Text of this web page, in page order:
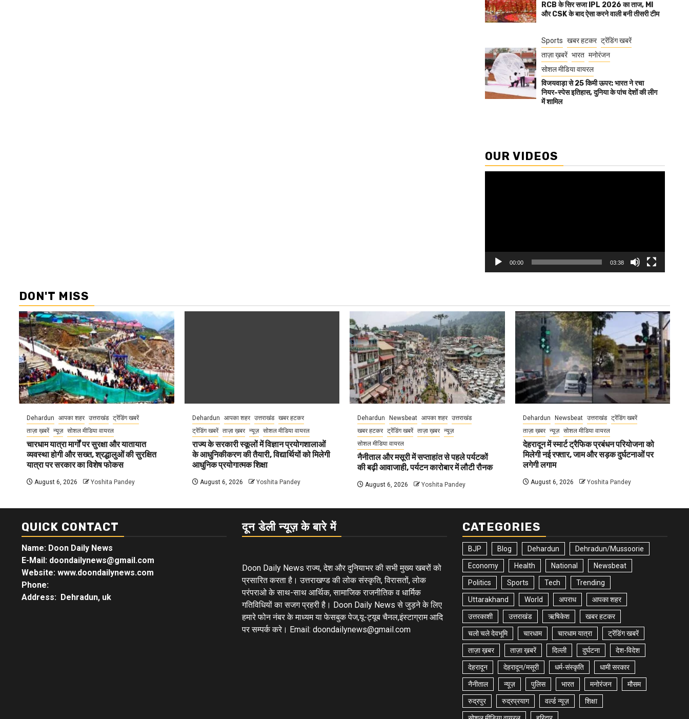
RCB के सिर सजा IPL 2026 का ताज, MI
और CSK के बाद ऐसा करने वाली बनी तीसरी टीम
Sports खबर हटकर ट्रेंडिंग खबरें
ताज़ा ख़बरें भारत मनोरंजन
सोशल मीडिया वायरल
विजयवाड़ा से 25 किमी ऊपर: भारत ने रचा
नियर-स्पेस इतिहास, दुनिया के पांच देशों की लीग
में शामिल
OUR VIDEOS
00:00 03:38
DON'T MISS
Dehardun आपका शहर उत्तराखंड ट्रेंडिंग खबरें
ताज़ा ख़बरें न्यूज़ सोशल मीडिया वायरल
चारधाम यात्रा मार्गों पर सुरक्षा और यातायात
व्यवस्था होगी और सख्त, श्रद्धालुओं की सुरक्षित
यात्रा पर सरकार का विशेष फोकस
August 6, 2026 Yoshita Pandey
Dehardun आपका शहर उत्तराखंड
खबर हटकर
ट्रेंडिंग खबरें
ताज़ा ख़बर न्यूज़ सोशल मीडिया वायरल
राज्य के सरकारी स्कूलों में विज्ञान प्रयोगशालाओं
के आधुनिकीकरण की तैयारी, विद्यार्थियों को मिलेगी
आधुनिक प्रयोगात्मक शिक्षा
August 6, 2026 Yoshita Pandey
Dehardun Newsbeat आपका शहर उत्तराखंड
खबर हटकर ट्रेंडिंग खबरें ताज़ा ख़बर न्यूज़
सोशल मीडिया वायरल
नैनीताल और मसूरी में सप्ताहांत से पहले पर्यटकों
की बढ़ी आवाजाही, पर्यटन कारोबार में लौटी रौनक
August 6, 2026 Yoshita Pandey
Dehardun Newsbeat उत्तराखंड
ट्रेंडिंग खबरें
ताज़ा ख़बर
न्यूज़ सोशल मीडिया वायरल
देहरादून में स्मार्ट ट्रैफिक प्रबंधन परियोजना को
मिलेगी नई रफ्तार, जाम और सड़क दुर्घटनाओं पर
लगेगी लगाम
August 6, 2026 Yoshita Pandey
QUICK CONTACT
Name: Doon Daily News
E-Mail: doondailynews@gmail.com
Website: www.doondailynews.com
Phone:
Address: Dehradun, uk
दून डेली न्यूज़ के बारे में
Doon Daily News राज्य, देश और दुनियाभर की सभी मुख्य खबरों को
प्रसारित करता है। उत्तराखण्ड की लोक संस्कृति, विरासतों, लोक
परंपराओ के साथ-साथ आर्थिक, सामाजिक राजनीतिक व धार्मिक
गतिविधियों का सजग प्रहरी है। Doon Daily News से जुड़ने के लिए
हमारे फोन नंबर के माध्यम या फेसबुक पेज,यू-ट्यूब चैनल,इंस्टाग्राम आदि
पर सम्पर्क करे। Email: doondailynews@gmail.com
CATEGORIES
BJP Blog Dehardun Dehradun/Mussoorie
Economy Health National Newsbeat
Politics Sports Tech Trending
Uttarakhand World अपराध आपका शहर
उत्तरकाशी उत्तराखंड ऋषिकेश खबर हटकर
चलो चले देवभूमि चारधाम चारधाम यात्रा ट्रेंडिंग खबरें
ताज़ा ख़बर ताज़ा ख़बरें दिल्ली दुर्घटना देश-विदेश
देहरादून देहरादून/मसूरी धर्म-संस्कृति धामी सरकार
नैनीताल न्यूज़ पुलिस भारत मनोरंजन मौसम
रुद्रपुर रुद्रप्रयाग वर्ल्ड न्यूज़ शिक्षा